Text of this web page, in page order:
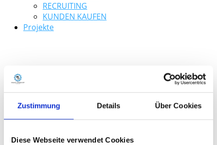
Zustimmung Details Über Cookies
Diese Webseite verwendet Cookies
RECRUITING
KUNDEN KAUFEN
Projekte